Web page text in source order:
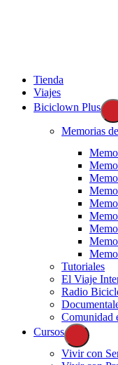
Tienda
Viajes
Biciclown Plus
Memorias
Tutoriales
El Viaje
Radio
Comunidad
Cursos
Vivir con